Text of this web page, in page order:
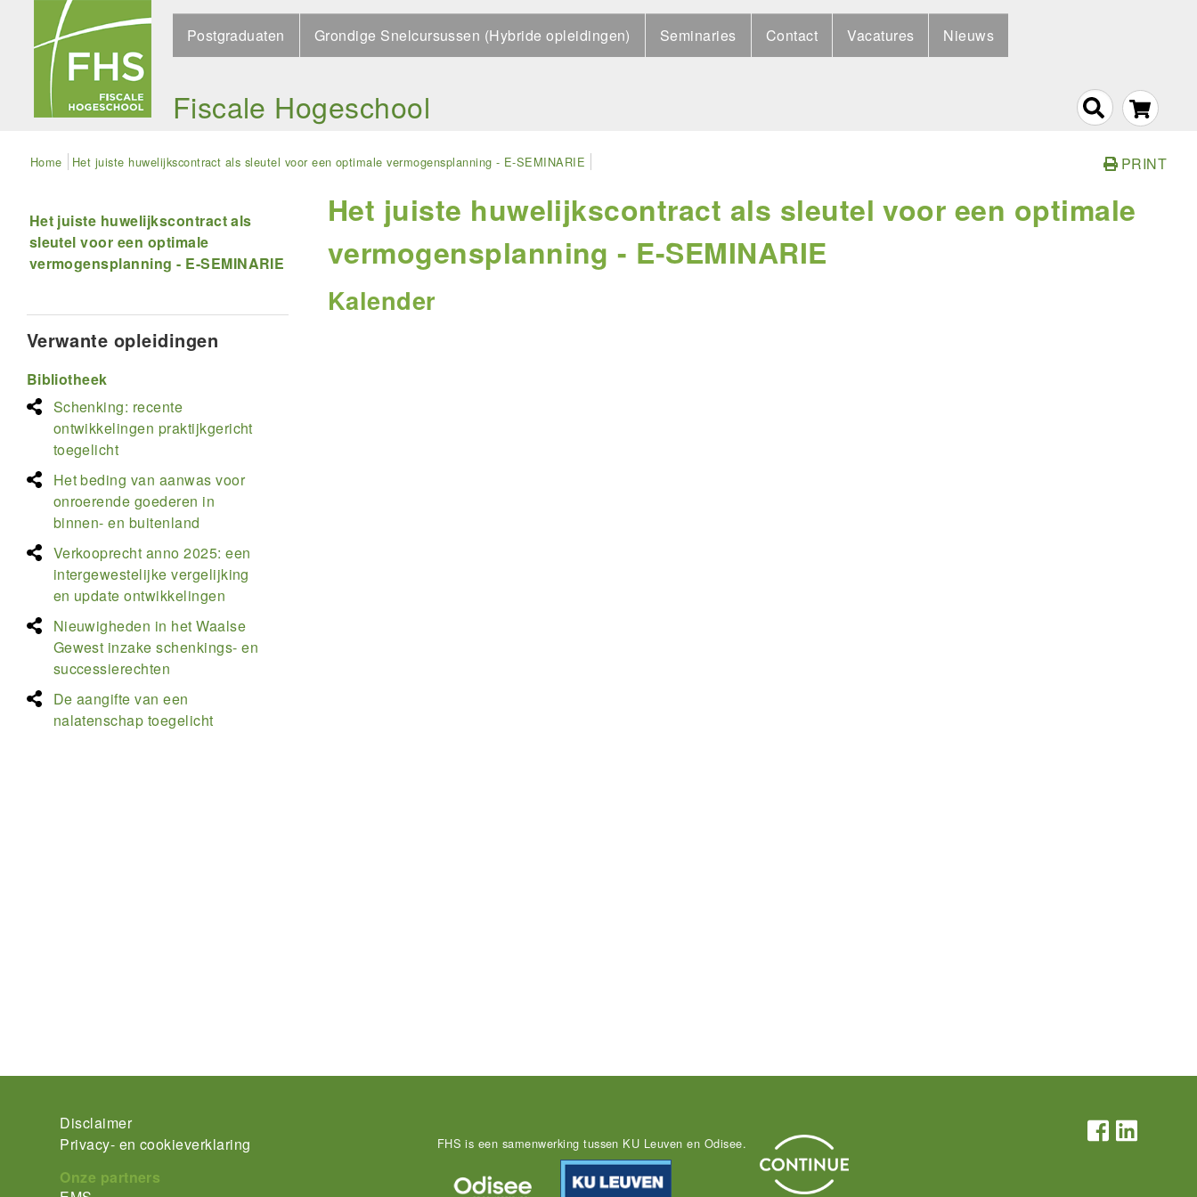
navigation
Fiscale Hogeschool
Postgraduaten Grondige Snelcursussen (Hybride opleidingen) Seminaries Contact Vacatures Nieuws
Search
PRINT
Kruimelpad
Home Het juiste huwelijkscontract als sleutel voor een optimale vermogensplanning - E-SEMINARIE
Het juiste huwelijkscontract als sleutel voor een optimale
vermogensplanning - E-SEMINARIE
Kalender
Het juiste huwelijkscontract als
sleutel voor een optimale
vermogensplanning - E-SEMINARIE
Verwante opleidingen
Bibliotheek
Schenking: recente
ontwikkelingen praktijkgericht
toegelicht
Het beding van aanwas voor
onroerende goederen in
binnen- en buitenland
Verkooprecht anno 2025: een
intergewestelijke vergelijking
en update ontwikkelingen
Nieuwigheden in het Waalse
Gewest inzake schenkings- en
successierechten
De aangifte van een
nalatenschap toegelicht
Footer-
menu
Disclaimer
Privacy- en cookieverklaring
Onze partners
FHS is een samenwerking tussen KU Leuven en Odisee.